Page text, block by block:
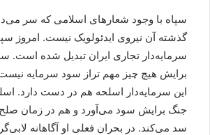
سپاه با وجود شعارهای اسلامی که سر
گذشته آن نیروی ایدئولویک نیست. امروز
سرمایه‌دار تجاری ایران تبدیل شده است.
برایش هیچ چیز مهم تراز سود سرمایه
این سرمایه‌دار اسلحه هم در دست دارد.
جنگ برایش سود می‌آورد و هم در زمان صلح
سد می‌کند. در بحران فعلی او آگاهانه